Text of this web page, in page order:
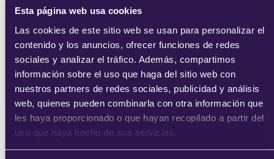
Esta página web usa cookies
Las cookies de este sitio web se usan para personalizar el
contenido y los anuncios, ofrecer funciones de redes
sociales y analizar el tráfico. Además, compartimos
información sobre el uso que haga del sitio web con
nuestros partners de redes sociales, publicidad y análisis
web, quienes pueden combinarla con otra información que
les haya proporcionado o que hayan recopilado a partir del
uso que haya hecho de sus servicios.
enviar